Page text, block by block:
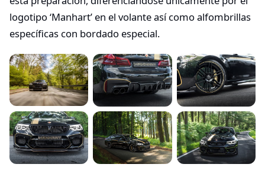
logotipo ‘Manhart’ en el volante así como alfombrillas
específicas con bordado especial.